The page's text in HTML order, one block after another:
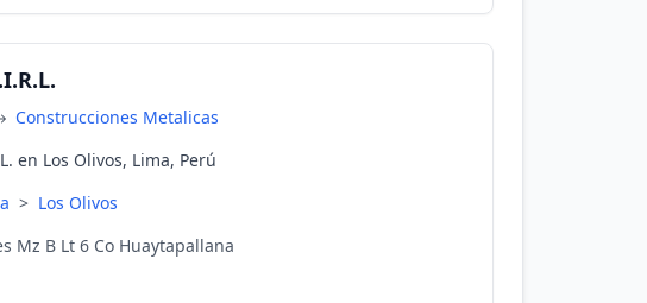
Construcciones Metalicas
en Los Olivos, Lima, Perú
> Los Olivos
Mz B Lt 6 Co Huaytapallana